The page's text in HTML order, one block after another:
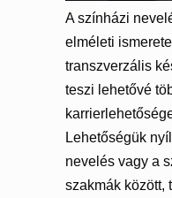
A színházi
elméleti
transzverzális
teszi lehetővé
Lehetőségük
nevelés vagy a
szakmák között,